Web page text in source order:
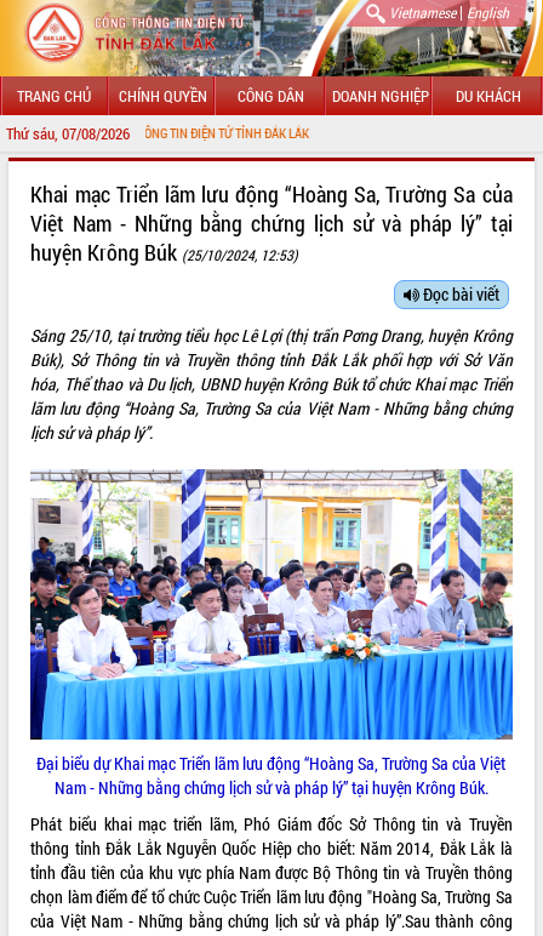
Vietnamese| English
TRANG CHỦ CHÍNH QUYỀN CÔNG DÂN DOANH NGHIỆP DU KHÁCH
Thứ sáu, 07/08/2026
CỔNG THÔNG TIN ĐIỆN TỬ TỈNH ĐẮK LẮK
LÃNH ĐẠO UBND TỈNH
SỞ, BAN, NGÀNH
UBND CÁC XÃ, PHƯỜNG
THÔNG TIN CHỈ ĐẠO ĐIỀU HÀNH
HỆ THỐNG VĂN BẢN
VĂN BẢN HĐND TỈNH
ĐIỂM TIN VĂN BẢN
QUY HOẠCH - KẾ HOẠCH
Khai mạc Triển lãm lưu động “Hoàng Sa, Trường Sa của
Việt Nam - Những bằng chứng lịch sử và pháp lý” tại
huyện Krông Búk (25/10/2024, 12:53)
Đọc bài viết
Sáng 25/10, tại trường tiểu học Lê Lợi (thị trấn Pơng Drang, huyện Krông
Búk), Sở Thông tin và Truyền thông tỉnh Đắk Lắk phối hợp với Sở Văn
hóa, Thể thao và Du lịch, UBND huyện Krông Búk tổ chức Khai mạc Triển
lãm lưu động “Hoàng Sa, Trường Sa của Việt Nam - Những bằng chứng
lịch sử và pháp lý”.
Đại biểu dự Khai mạc Triển lãm lưu động “Hoàng Sa, Trường Sa của Việt
Nam - Những bằng chứng lịch sử và pháp lý” tại huyện Krông Búk.
Phát biểu khai mạc triển lãm, Phó Giám đốc Sở Thông tin và Truyền
thông tỉnh Đắk Lắk Nguyễn Quốc Hiệp cho biết: Năm 2014, Đắk Lắk là
tỉnh đầu tiên của khu vực phía Nam được Bộ Thông tin và Truyền thông
chọn làm điểm để tổ chức Cuộc Triển lãm lưu động "Hoàng Sa, Trường Sa
của Việt Nam - Những bằng chứng lịch sử và pháp lý”.Sau thành công